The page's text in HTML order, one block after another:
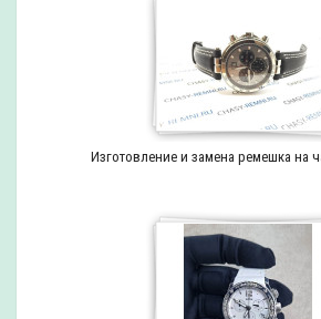
Изготовление и замена ремешка на